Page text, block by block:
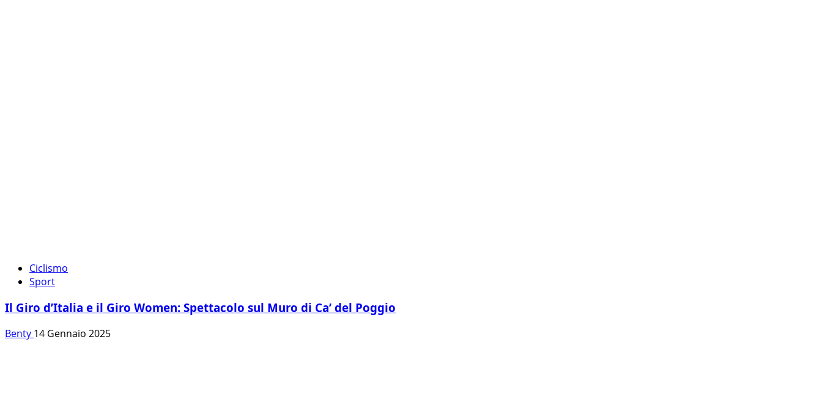
Ciclismo
Sport
Il Giro d’Italia e il Giro Women: Spettacolo sul Muro di Ca’ del Poggio
Benty 14 Gennaio 2025